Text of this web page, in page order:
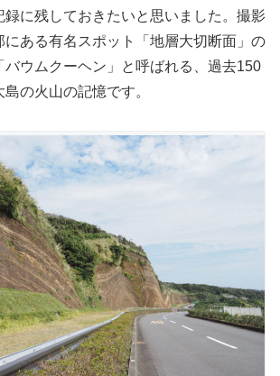
録に残しておきたいと思いました。撮影
にある有名スポット「地層大切断面」の
バウムクーヘン」と呼ばれる、過去150
の火山の記憶です。